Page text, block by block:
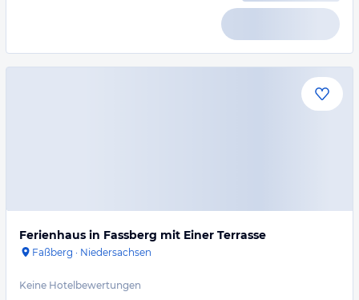
Ferienhaus in Fassberg mit Einer Terrasse
Faßberg · Niedersachsen
Keine Hotelbewertungen